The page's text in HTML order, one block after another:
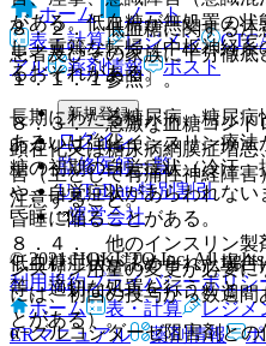
８．２． 低血糖に関する注
患者及びその家族に十分徹
１．１．１参照〕。
８．３． 急激な血糖コント
顕在化又は糖尿病網膜症増
害（主として有痛性神経障
注意すること。
８．４． 他のインスリン製
ンスリン用量の変更が必要
には、初回の投与から数週間
とがある）。
がある。低血糖が無処置の
し、重篤な転帰（中枢神経
るおそれがある。
長期にわたる糖尿病、糖尿
あるいは強化インスリン療
糖の初期の自覚症状（冷汗
や、自覚症状があらわれな
昏睡に陥ることがある。
低血糖症状が認められた場
等、適切な処置を行うこと。
α−グルコシダーゼ阻害剤と
ホーム
ノート
表・計算
レジメン
アル
薬剤情報 ポスト
新規登録
ログイン
監修医師一覧
UpToDate特別割引
運営会社
© 2021 HOKUTO Inc. All rights
利用規約プライバシーポリシ
ホーム
表・計算 レジメ
ERマニュアル
薬剤情報